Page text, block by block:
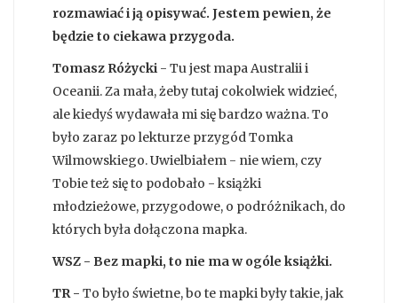
rozmawiać i ją opisywać. Jestem pewien, że
będzie to ciekawa przygoda.
Tomasz Różycki - Tu jest mapa Australii i
Oceanii. Za mała, żeby tutaj cokolwiek widzieć,
ale kiedyś wydawała mi się bardzo ważna. To
było zaraz po lekturze przygód Tomka
Wilmowskiego. Uwielbiałem - nie wiem, czy
Tobie też się to podobało - książki
młodzieżowe, przygodowe, o podróżnikach, do
których była dołączona mapka.
WSZ - Bez mapki, to nie ma w ogóle książki.
TR - To było świetne, bo te mapki były takie, jak